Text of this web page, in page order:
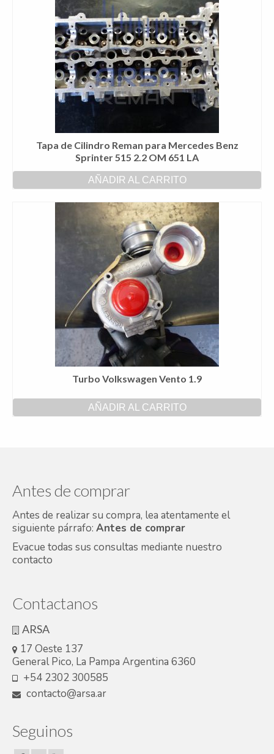
Tapa de Cilindro Reman para Mercedes Benz
Sprinter 515 2.2 OM 651 LA
AÑADIR AL CARRITO
Turbo Volkswagen Vento 1.9
AÑADIR AL CARRITO
Antes de comprar
Antes de realizar su compra, lea atentamente el
siguiente párrafo: Antes de comprar
Evacue todas sus consultas mediante nuestro
contacto
Contactanos
ARSA
17 Oeste 137
General Pico, La Pampa Argentina 6360
+54 2302 300585
contacto@arsa.ar
Seguinos